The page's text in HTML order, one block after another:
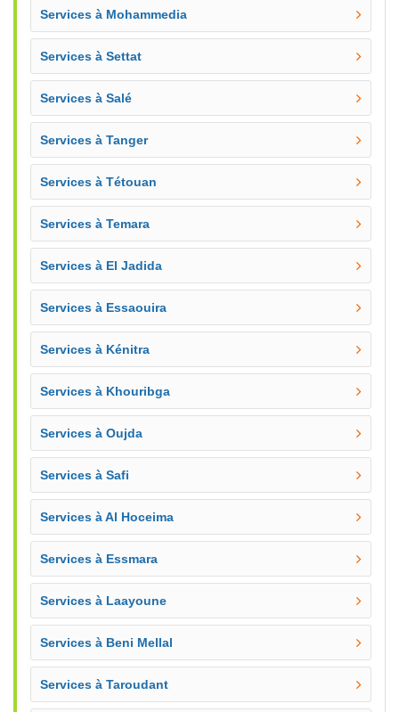
Services à Mohammedia
Services à Settat
Services à Salé
Services à Tanger
Services à Tétouan
Services à Temara
Services à El Jadida
Services à Essaouira
Services à Kénitra
Services à Khouribga
Services à Oujda
Services à Safi
Services à Al Hoceima
Services à Essmara
Services à Laayoune
Services à Beni Mellal
Services à Taroudant